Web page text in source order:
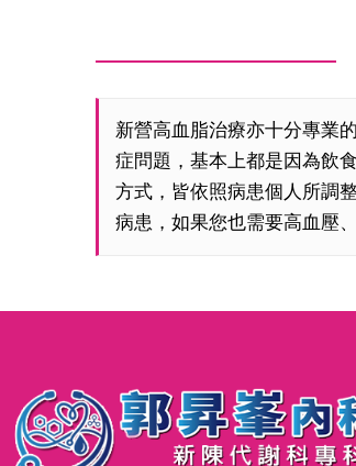
新營高血脂治療亦十分專業
症問題，基本上都是因為飲
方式，皆依照病患個人所調
病患，如果您也需要高血壓